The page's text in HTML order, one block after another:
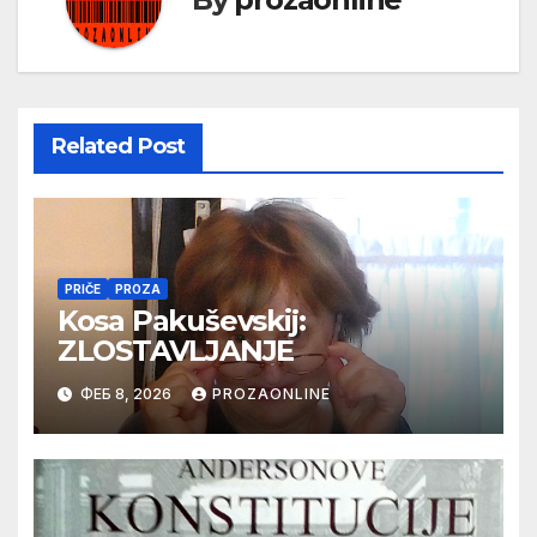
Related Post
PRIČE PROZA
Kosa Pakuševskij:
ZLOSTAVLJANJE
ФЕБ 8, 2026 PROZAONLINE